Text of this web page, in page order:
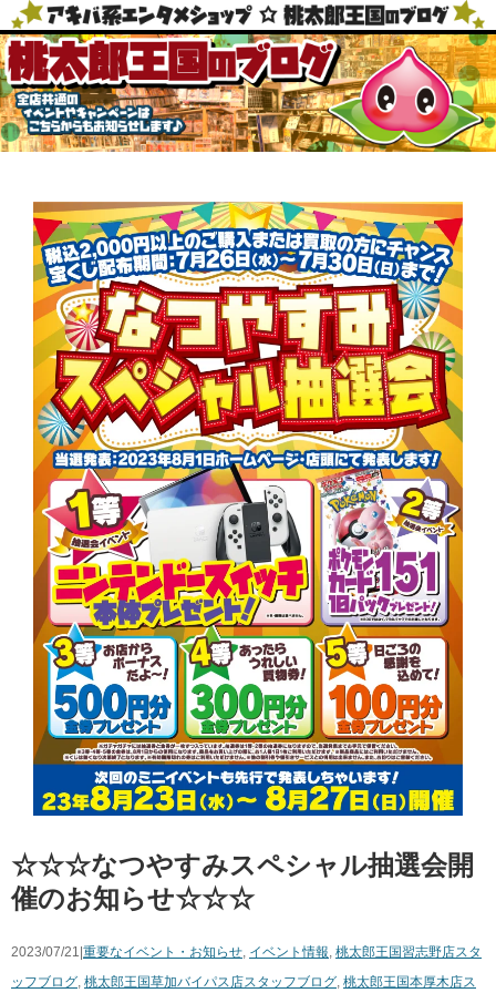
☆☆☆なつやすみスペシャル抽選会開
催のお知らせ☆☆☆
2023/07/21| 重要なイベント・お知らせ, イベント情報, 桃太郎王国習志野店スタ
ッフブログ, 桃太郎王国草加バイパス店スタッフブログ, 桃太郎王国本厚木店ス